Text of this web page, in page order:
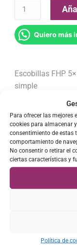
Para ofrecer las mejores
cookies para almacenar
consentimiento de estas
comportamiento de
No consentir o retirar el
ciertas características y
Política de
Quiero más
Escobillas FHP
simple
x 35 mm.
CE. 2 unidades.
Referencias:
481236248434
B/S/H: